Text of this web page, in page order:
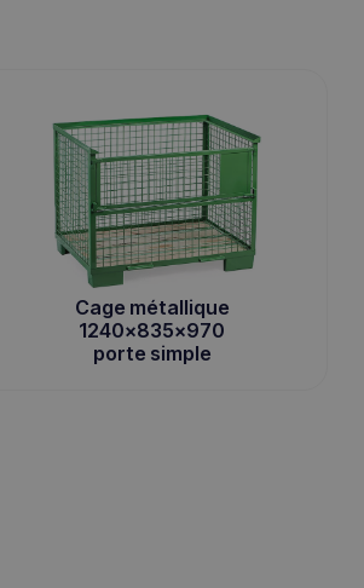
Cage métallique
1240x835x970
porte simple